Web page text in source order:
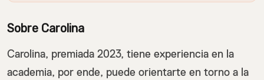
Sobre Carolina
Carolina, premiada 2023, tiene experiencia en la
academia, por ende, puede orientarte en torno a la